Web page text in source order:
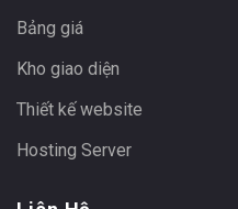
Bảng giá
Kho giao diện
Thiết kế website
Hosting Server